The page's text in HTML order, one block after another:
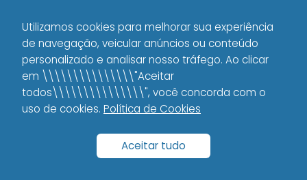
Formação e Cursos Online
Plataformas como Udemy e
Coursera:São ótimas para
adquirir novos conhecimentos e
aprimorar suas habilidades.
Utilizamos cookies para melhorar sua experiência
de navegação, veicular anúncios ou conteúdo
personalizado e analisar nosso tráfego. Ao clicar
em \\\\\\\\\\\\\\\"Aceitar
todos\\\\\\\\\\\\\\\", você concorda com o
uso de cookies. Política de Cookies
Aceitar tudo